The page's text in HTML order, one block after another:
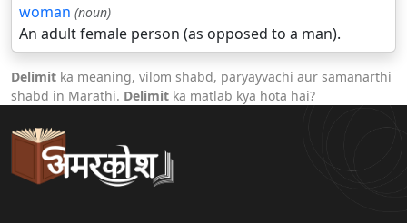
woman (noun)
An adult female person (as opposed to a man).
Delimit ka meaning, vilom shabd, paryayvachi aur samanarthi
shabd in Marathi. Delimit ka matlab kya hota hai?